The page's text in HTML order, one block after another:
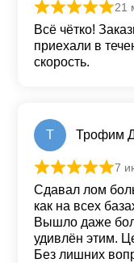
Оценка
21
Всё чётко!
приехали в
скорость.
Т Трофим
Оценка
7
Сдавал лом
как на всех
Вышло даже
удивлён этим.
Без лишних